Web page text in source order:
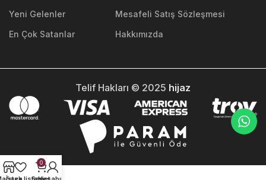
Yeni Gelenler
En Çok Satanlar
Mesafeli Satış Sözleşmesi
Hakkımızda
Telif Hakları © 2025 hijaz
0